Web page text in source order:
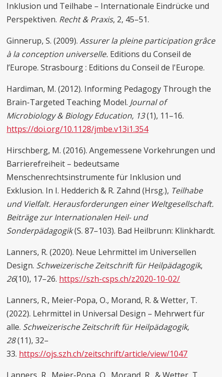
Inklusion und Teilhabe – Internationale Eindrücke und
Perspektiven. Recht & Praxis, 2, 45–51.
Ginnerup, S. (2009).Assurer la pleine participation grâce
à la conception universelle. Editions du Conseil de
l’Europe. Strasbourg : Editions du Conseil de l'Europe.
Hardiman, M. (2012). Informing Pedagogy Through the
Brain-Targeted Teaching Model. Journal of
Microbiology & Biology Education, 13(1), 11–16.
https://doi.org/10.1128/jmbe.v13i1.354
Hirschberg, M. (2016). Angemessene Vorkehrungen und
Barrierefreiheit – bedeutsame
Menschenrechtsinstrumente für Inklusion und
Exklusion. In I. Hedderich & R. Zahnd (Hrsg.), Teilhabe
und Vielfalt. Herausforderungen einer Weltgesellschaft.
Beiträge zur Internationalen Heil- und
Sonderpädagogik(S. 87–103). Bad Heilbrunn: Klinkhardt.
Lanners, R. (2020). Neue Lehrmittel im Universellen
Design. Schweizerische Zeitschrift für Heilpädagogik,
26(10), 17–26. https://szh-csps.ch/z2020-10-02/
Lanners, R., Meier-Popa, O., Morand, R. & Wetter, T.
(2022). Lehrmittel in Universal Design – Mehrwert für
alle. Schweizerische Zeitschrift für Heilpädagogik,
28(11), 32–
33. https://ojs.szh.ch/zeitschrift/article/view/1047